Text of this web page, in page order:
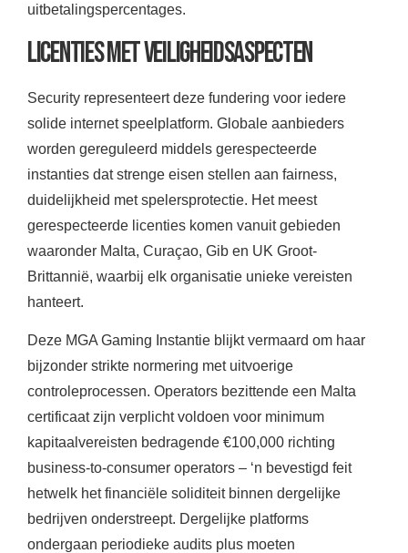
uitbetalingspercentages.
Licenties met Veiligheidsaspecten
Security representeert deze fundering voor iedere
solide internet speelplatform. Globale aanbieders
worden gereguleerd middels gerespecteerde
instanties dat strenge eisen stellen aan fairness,
duidelijkheid met spelersprotectie. Het meest
gerespecteerde licenties komen vanuit gebieden
waaronder Malta, Curaçao, Gib en UK Groot-
Brittannië, waarbij elk organisatie unieke vereisten
hanteert.
Deze MGA Gaming Instantie blijkt vermaard om haar
bijzonder strikte normering met uitvoerige
controleprocessen. Operators bezittende een Malta
certificaat zijn verplicht voldoen voor minimum
kapitaalvereisten bedragende €100,000 richting
business-to-consumer operators – ‘n bevestigd feit
hetwelk het financiële soliditeit binnen dergelijke
bedrijven onderstreept. Dergelijke platforms
ondergaan periodieke audits plus moeten